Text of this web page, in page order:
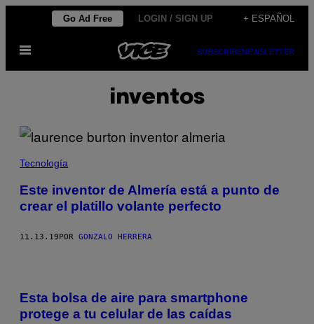
contenido
Go Ad Free LOGIN / SIGN UP + ESPAÑOL
Abrir
SUBSCRIBENEWSLETTER
inventos
Tecnología
Este inventor de Almería está a punto de
crear el platillo volante perfecto
11.13.19 POR GONZALO HERRERA
Esta bolsa de aire para smartphone
protege a tu celular de las caídas